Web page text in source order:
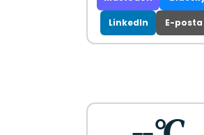
LinkedIn E-posta